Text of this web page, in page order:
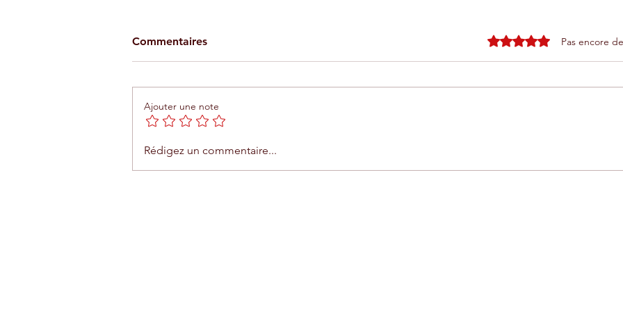
Agadir : le Trambus entrera
en fonction le 19 avril 2026
fortifiés (igoudar) dans
Commentaires Noté 0 étoile sur 5.
Pas encore
Ajouter une note
Rédigez un commentaire...